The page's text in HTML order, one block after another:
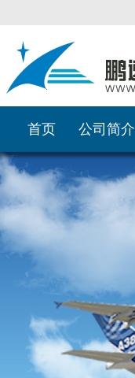
首页 公司简介